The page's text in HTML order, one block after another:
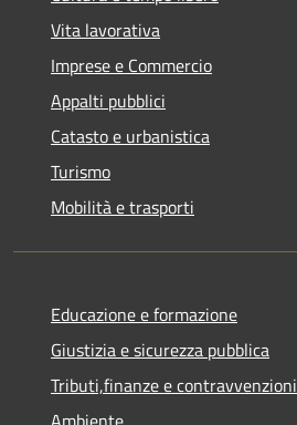
Vita lavorativa
Imprese e Commercio
Appalti pubblici
Catasto e urbanistica
Turismo
Mobilità e trasporti
Educazione e formazione
Giustizia e sicurezza pubblica
Tributi,finanze e contravvenzioni